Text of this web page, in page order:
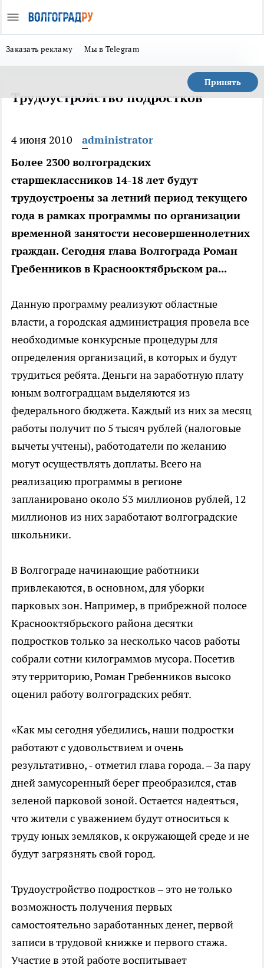
Заказать рекламу Мы в Telegram
Принять
Трудоустройство подростков
4 июня 2010
administrator
Более 2300 волгоградских
старшеклассников 14-18 лет будут
трудоустроены за летний период текущего
года в рамках программы по организации
временной занятости несовершеннолетних
граждан. Сегодня глава Волгограда Роман
Гребенников в Краснооктябрьском ра...
Данную программу реализуют областные
власти, а городская администрация провела все
необходимые конкурсные процедуры для
определения организаций, в которых и будут
трудиться ребята. Деньги на заработную плату
юным волгоградцам выделяются из
федерального бюджета. Каждый из них за месяц
работы получит по 5 тысяч рублей (налоговые
вычеты учтены), работодатели по желанию
могут осуществлять доплаты. Всего на
реализацию программы в регионе
запланировано около 53 миллионов рублей, 12
миллионов из них заработают волгоградские
школьники.
В Волгограде начинающие работники
привлекаются, в основном, для уборки
парковых зон. Например, в прибрежной полосе
Краснооктябрьского района десятки
подростков только за несколько часов работы
собрали сотни килограммов мусора. Посетив
эту территорию, Роман Гребенников высоко
оценил работу волгоградских ребят.
«Как мы сегодня убедились, наши подростки
работают с удовольствием и очень
результативно, - отметил глава города. – За пару
дней замусоренный берег преобразился, став
зеленой парковой зоной. Остается надеяться,
что жители с уважением будут относиться к
труду юных земляков, к окружающей среде и не
будут загрязнять свой город.
Трудоустройство подростков – это не только
возможность получения первых
самостоятельно заработанных денег, первой
записи в трудовой книжке и первого стажа.
Участие в этой работе воспитывает